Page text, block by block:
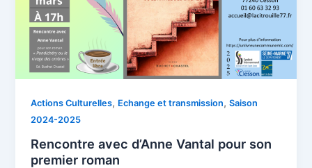
Actions Culturelles, Echange et transmission,Saison
2024-2025
Rencontre avec d’Anne Vantal pour son
premier roman